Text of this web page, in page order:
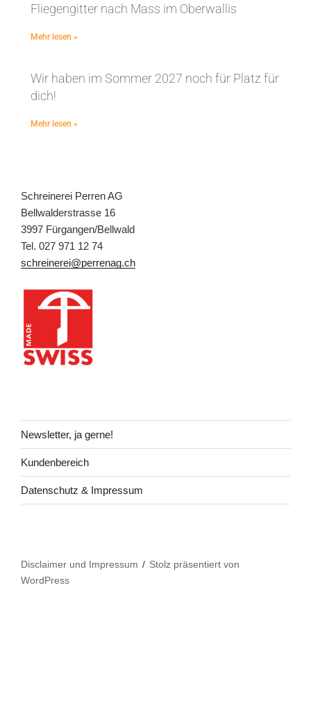
Fliegengitter nach Mass im Oberwallis
Mehr lesen »
Wir haben im Sommer 2027 noch für Platz für
dich!
Mehr lesen »
Schreinerei Perren AG
Bellwalderstrasse 16
3997 Fürgangen/Bellwald
Tel. 027 971 12 74
schreinerei@perrenag.ch
Newsletter, ja gerne!
Kundenbereich
Datenschutz & Impressum
Disclaimer und Impressum
Stolz präsentiert von
WordPress